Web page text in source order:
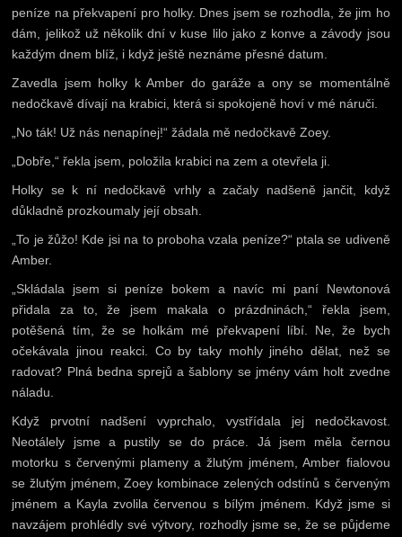
peníze na překvapení pro holky. Dnes jsem se rozhodla, že jim ho
dám, jelikož už několik dní v kuse lilo jako z konve a závody jsou
každým dnem blíž, i když ještě neznáme přesné datum.
Zavedla jsem holky k Amber do garáže a ony se momentálně
nedočkavě dívají na krabici, která si spokojeně hoví v mé náruči.
„No ták! Už nás nenapínej!“ žádala mě nedočkavě Zoey.
„Dobře,“ řekla jsem, položila krabici na zem a otevřela ji.
Holky se k ní nedočkavě vrhly a začaly nadšeně jančit, když
důkladně prozkoumaly její obsah.
„To je žůžo! Kde jsi na to proboha vzala peníze?“ ptala se udiveně
Amber.
„Skládala jsem si peníze bokem a navíc mi paní Newtonová
přidala za to, že jsem makala o prázdninách,“ řekla jsem,
potěšená tím, že se holkám mé překvapení líbí. Ne, že bych
očekávala jinou reakci. Co by taky mohly jiného dělat, než se
radovat? Plná bedna sprejů a šablony se jmény vám holt zvedne
náladu.
Když prvotní nadšení vyprchalo, vystřídala jej nedočkavost.
Neotálely jsme a pustily se do práce. Já jsem měla černou
motorku s červenými plameny a žlutým jménem, Amber fialovou
se žlutým jménem, Zoey kombinace zelených odstínů s červeným
jménem a Kayla zvolila červenou s bílým jménem. Když jsme si
navzájem prohlédly své výtvory, rozhodly jsme se, že se půjdeme